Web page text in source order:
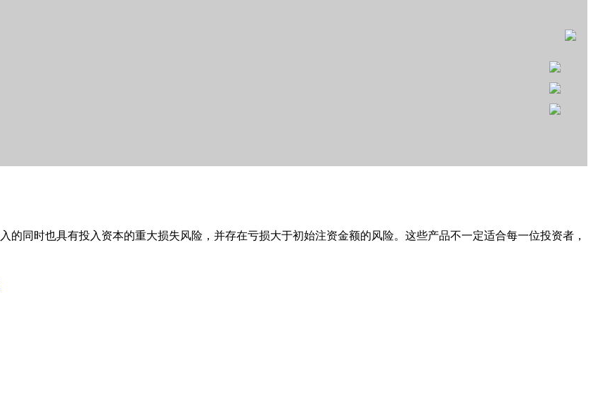
的同时也具有投入资本的重大损失风险，并存在亏损大于初始注资金额的风险。这些产品不一定适合每一位投资者，